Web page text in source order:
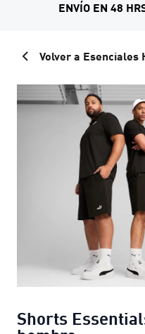
ENVÍO EN 48
Volver a Esenciales
Shorts